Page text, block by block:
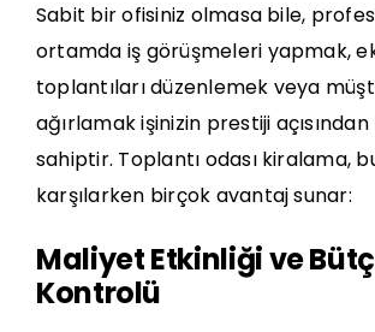
Sabit bir ofisiniz olmasa bile,
ortamda iş görüşmeleri yapmak,
toplantıları düzenlemek veya
ağırlamak işinizin prestiji
sahiptir. Toplantı odası kiralama,
karşılarken birçok avantaj sunar:
Maliyet Etkinliği ve
Kontrolü